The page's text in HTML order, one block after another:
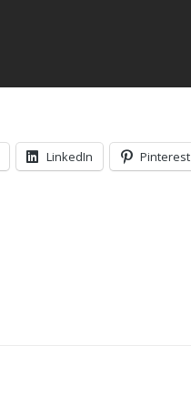
LinkedIn Pinterest